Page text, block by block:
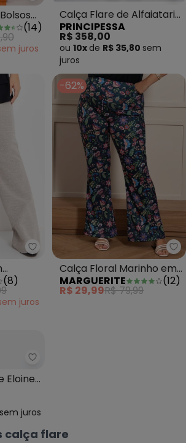
(14)
juros
Calça Flare de Alfaiataria
Marinho Vaniria
PRINCIPESSA
R$ 358,00
ou 10x de R$ 35,80 sem
juros
Quintess - Calça Natural em
(8)
juros
-62%
Calça Floral Marinho em
Jersey Acetinado
MARGUERITE (12)
R$ 29,99R$ 79,99
Principessa - Calça Jeans Flare
Eloine
sem juros
calça flare